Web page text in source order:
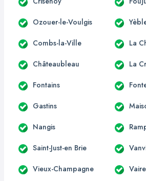
Ozouer-le-Voulgis
Combs-la-Ville La
Châteaubleau La
Fontains
Gastins
Nangis
Saint-Just-en Brie
Vieux-Champagne